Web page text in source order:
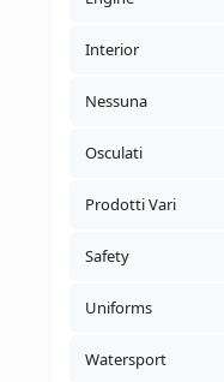
Interior
Nessuna
Osculati
Prodotti Vari
Safety
Uniforms
Watersport